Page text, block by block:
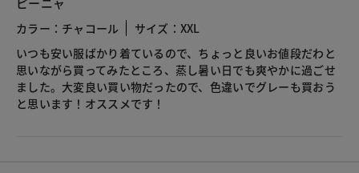
カラー：チャコール
サイズ：XXL
いつも安い服ばかり着ているので、ちょっと良いお値段だわと
思いながら買ってみたところ、蒸し暑い日でも爽やかに過ごせ
ました。大変良い買い物だったので、色違いでグレーも買おう
と思います！オススメです！